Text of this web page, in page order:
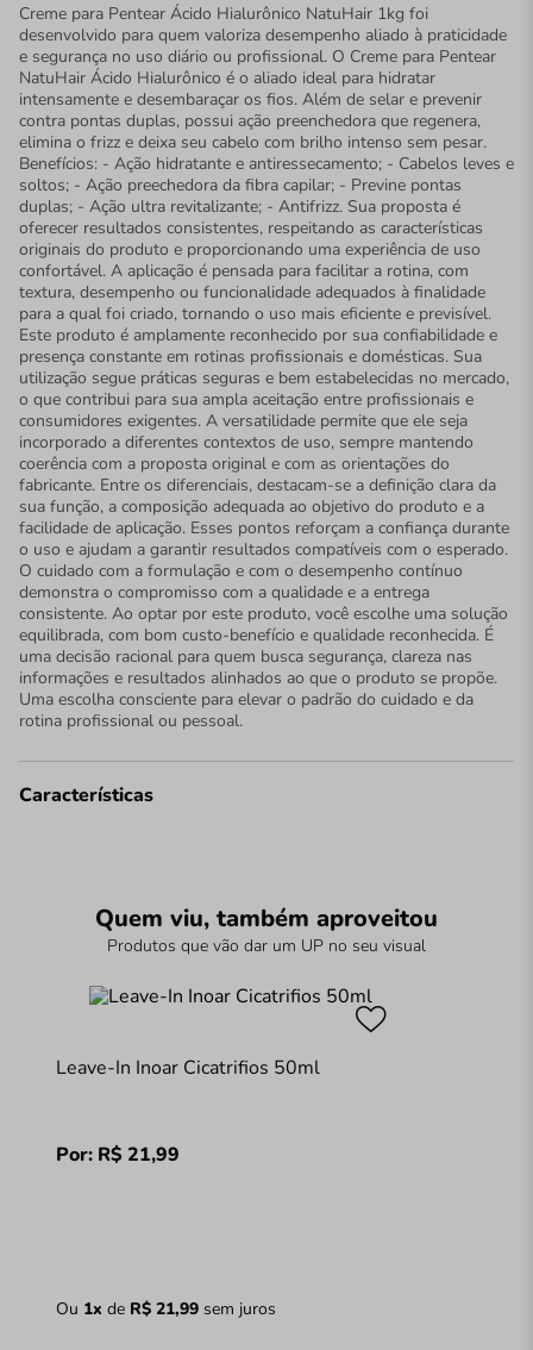
Creme para Pentear Ácido Hialurônico NatuHair 1kg foi
desenvolvido para quem valoriza desempenho aliado à praticidade
e segurança no uso diário ou profissional. O Creme para Pentear
NatuHair Ácido Hialurônico é o aliado ideal para hidratar
intensamente e desembaraçar os fios. Além de selar e prevenir
contra pontas duplas, possui ação preenchedora que regenera,
elimina o frizz e deixa seu cabelo com brilho intenso sem pesar.
Benefícios: - Ação hidratante e antiressecamento; - Cabelos leves e
soltos; - Ação preechedora da fibra capilar; - Previne pontas
duplas; - Ação ultra revitalizante; - Antifrizz. Sua proposta é
oferecer resultados consistentes, respeitando as características
originais do produto e proporcionando uma experiência de uso
confortável. A aplicação é pensada para facilitar a rotina, com
textura, desempenho ou funcionalidade adequados à finalidade
para a qual foi criado, tornando o uso mais eficiente e previsível.
Este produto é amplamente reconhecido por sua confiabilidade e
presença constante em rotinas profissionais e domésticas. Sua
utilização segue práticas seguras e bem estabelecidas no mercado,
o que contribui para sua ampla aceitação entre profissionais e
consumidores exigentes. A versatilidade permite que ele seja
incorporado a diferentes contextos de uso, sempre mantendo
coerência com a proposta original e com as orientações do
fabricante. Entre os diferenciais, destacam-se a definição clara da
sua função, a composição adequada ao objetivo do produto e a
facilidade de aplicação. Esses pontos reforçam a confiança durante
o uso e ajudam a garantir resultados compatíveis com o esperado.
O cuidado com a formulação e com o desempenho contínuo
demonstra o compromisso com a qualidade e a entrega
consistente. Ao optar por este produto, você escolhe uma solução
equilibrada, com bom custo-benefício e qualidade reconhecida. É
uma decisão racional para quem busca segurança, clareza nas
informações e resultados alinhados ao que o produto se propõe.
Uma escolha consciente para elevar o padrão do cuidado e da
rotina profissional ou pessoal.
Características
Quem viu, também aproveitou
Produtos que vão dar um UP no seu visual
Leave-In Inoar Cicatrifios 50ml
Por: R$ 21,99
Ou 1x de R$ 21,99sem juros